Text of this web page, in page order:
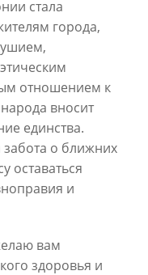
стала
города,
отношением к
вносит
единства.
о ближних
оставаться
и
вам
здоровья и